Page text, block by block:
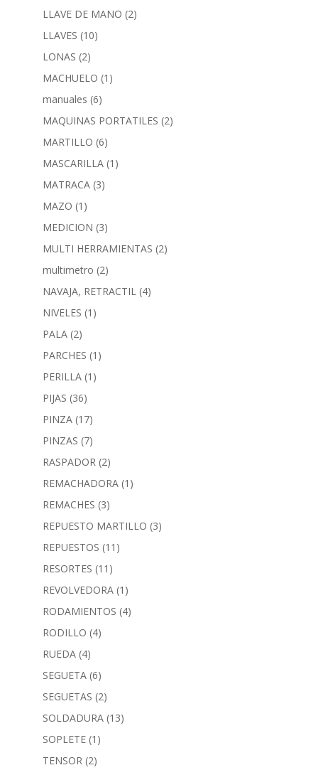
LLAVE DE MANO (2)
LLAVES (10)
LONAS (2)
MACHUELO (1)
manuales (6)
MAQUINAS PORTATILES (2)
MARTILLO (6)
MASCARILLA (1)
MATRACA (3)
MAZO (1)
MEDICION (3)
MULTI HERRAMIENTAS (2)
multimetro (2)
NAVAJA, RETRACTIL (4)
NIVELES (1)
PALA (2)
PARCHES (1)
PERILLA (1)
PIJAS (36)
PINZA (17)
PINZAS (7)
RASPADOR (2)
REMACHADORA (1)
REMACHES (3)
REPUESTO MARTILLO (3)
REPUESTOS (11)
RESORTES (11)
REVOLVEDORA (1)
RODAMIENTOS (4)
RODILLO (4)
RUEDA (4)
SEGUETA (6)
SEGUETAS (2)
SOLDADURA (13)
SOPLETE (1)
TENSOR (2)